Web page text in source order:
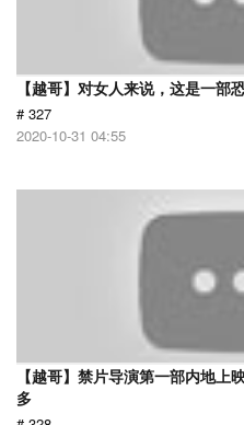
【越哥】对女人来说，这是一部
# 327
2020-10-31 04:55
【越哥】禁片导演第一部内地上
多